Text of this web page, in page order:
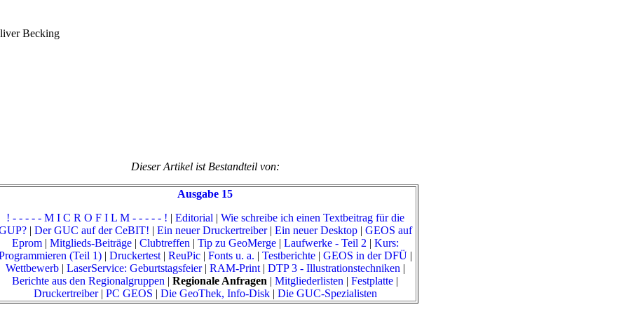
Becking
Dieser Artikel ist Bestandteil von:
Ausgabe 15
! - - - - - M I C R O F I L M - - - - - ! | Editorial | Wie schreibe ich einen Textbeitrag für die
| Der GUC auf der CeBIT! | Ein neuer Druckertreiber| Ein neuer Desktop| GEOS auf
Eprom| Mitglieds-Beiträge| Clubtreffen | Tip zu GeoMerge| Laufwerke - Teil 2 | Kurs:
(Teil 1)| Druckertest| ReuPic| Fonts u. a. | Testberichte| GEOS in der DFÜ|
Wettbewerb| LaserService: Geburtstagsfeier| RAM-Print| DTP 3 - Illustrationstechniken |
Berichte aus den Regionalgruppen | Regionale Anfragen | Mitgliederlisten | Festplatte |
Druckertreiber| PC GEOS | Die GeoThek, Info-Disk| Die GUC-Spezialisten